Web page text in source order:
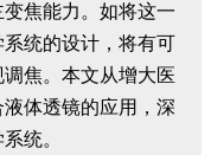
焦能力。如将这一
统的设计，将有可
焦。本文从增大医
体透镜的应用，深
统。